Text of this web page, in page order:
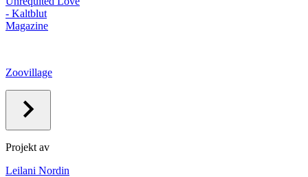
- Kaltblut
Magazine
Zoovillage
Projekt av
Leilani Nordin